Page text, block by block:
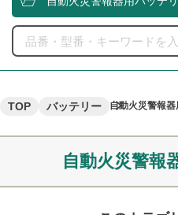
TOP バッテリー 自動火災警報
自動火災警報